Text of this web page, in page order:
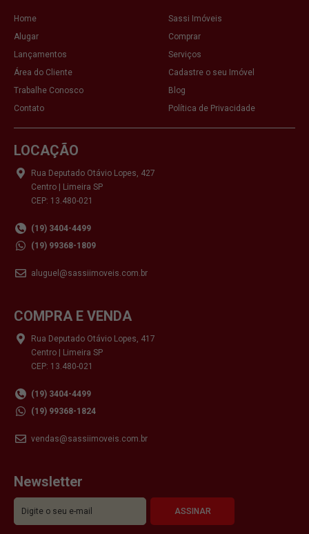
Home
Sassi Imóveis
Alugar
Comprar
Lançamentos
Serviços
Área do Cliente
Cadastre o seu Imóvel
Trabalhe Conosco
Blog
Contato
Política de Privacidade
LOCAÇÃO
Rua Deputado Otávio Lopes, 427
Centro | Limeira SP
CEP: 13.480-021
(19) 3404-4499
(19) 99368-1809
aluguel@sassiimoveis.com.br
COMPRA E VENDA
Rua Deputado Otávio Lopes, 417
Centro | Limeira SP
CEP: 13.480-021
(19) 3404-4499
(19) 99368-1824
vendas@sassiimoveis.com.br
Newsletter